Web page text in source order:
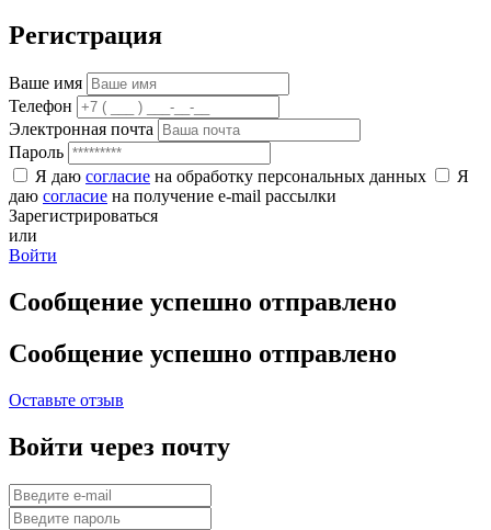
Регистрация
Ваше имя
Телефон
Электронная почта
Пароль
Я даю согласие на обработку персональных данных
Я
даю согласие на получение e-mail рассылки
Зарегистрироваться
или
Войти
Сообщение успешно отправлено
Сообщение успешно отправлено
Оставьте отзыв
Войти через почту